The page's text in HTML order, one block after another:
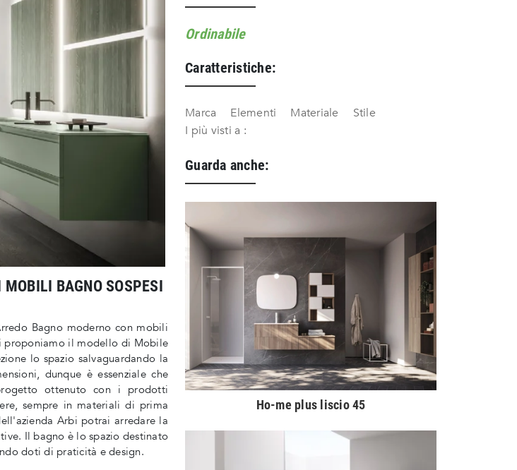
MOBILI BAGNO SOSPESI
Bagno moderno con mobili
proponiamo il modello di Mobile
lo spazio salvaguardando la
dunque è essenziale che
ottenuto con i prodotti
sempre in materiali di prima
Arbi potrai arredare la
Il bagno è lo spazio destinato
doti di praticità e design.
Ordinabile
Caratteristiche:
Marca Elementi Materiale
Stile
I più visti a :
Guarda anche:
Ho-me plus liscio 45